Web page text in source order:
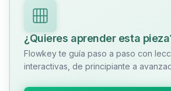
¿Quieres aprender esta
Flowkey te guía paso a paso con
interactivas, de principiante a